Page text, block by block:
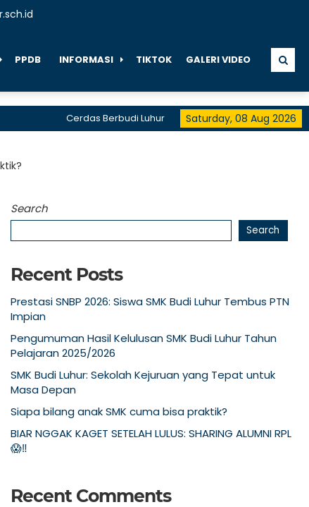
PPDB INFORMASI TIKTOK GALERI VIDEO
Saturday, 08 Aug 2026
Cerdas Berbudi Luhur
" BE THE FIRST, BE THE
telah menerima akreditasi A hingga 2028
Search
Search
Recent Posts
Prestasi SNBP 2026: Siswa SMK Budi Luhur Tembus PTN
Impian
Pengumuman Hasil Kelulusan SMK Budi Luhur Tahun
Pelajaran 2025/2026
SMK Budi Luhur: Sekolah Kejuruan yang Tepat untuk
Masa Depan
Siapa bilang anak SMK cuma bisa praktik?
BIAR NGGAK KAGET SETELAH LULUS: SHARING ALUMNI RPL
😱‼️
Recent Comments